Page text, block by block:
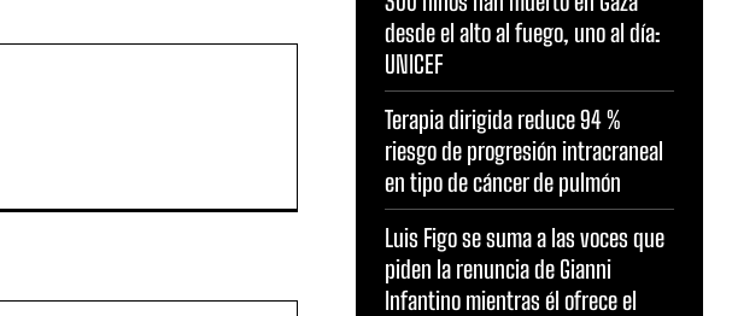
desde el alto al fuego, uno al día:
UNICEF
Terapia dirigida reduce 94 %
riesgo de progresión intracraneal
en tipo de cáncer de pulmón
Luis Figo se suma a las voces que
piden la renuncia de Gianni
Infantino mientras él ofrece el